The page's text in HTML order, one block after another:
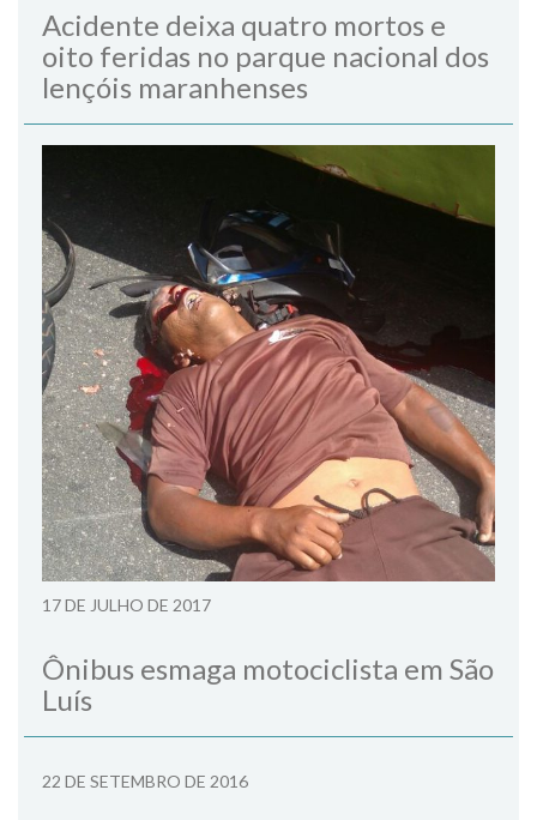
Acidente deixa quatro mortos e
oito feridas no parque nacional dos
lençóis maranhenses
17 DE JULHO DE 2017
Ônibus esmaga motociclista em São
Luís
22 DE SETEMBRO DE 2016